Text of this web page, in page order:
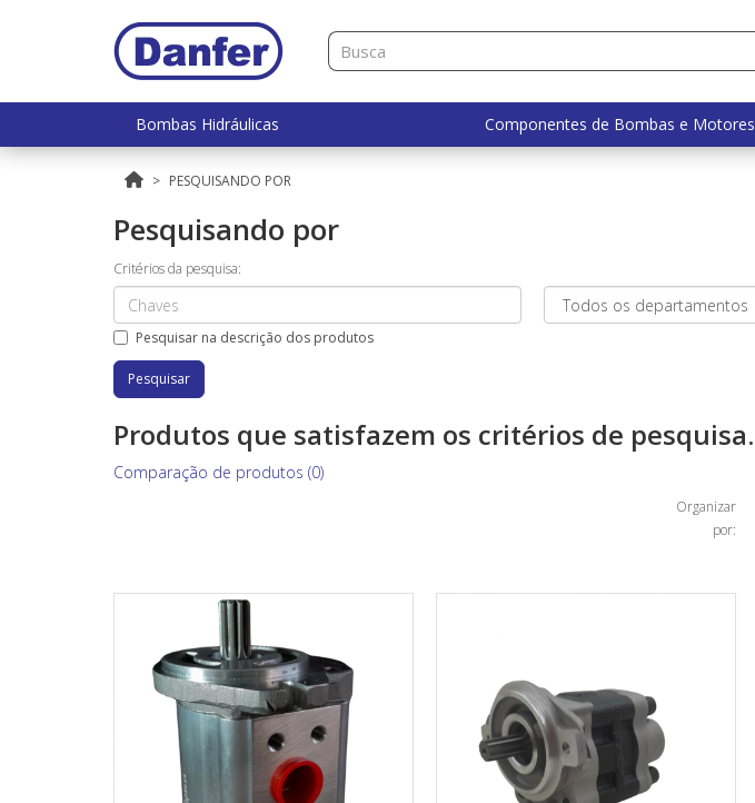
Bombas Hidráulicas Componentes de Bombas e Motores
PESQUISANDO POR
Pesquisando por
Critérios da pesquisa:
Pesquisar na descrição dos produtos
Produtos que satisfazem os critérios de pesquisa.
Comparação de produtos (0)
Organizar
por: